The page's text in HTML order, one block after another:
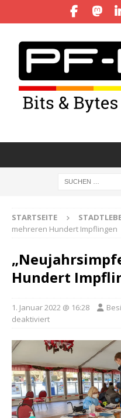
STARTSEITE
mehreren Hundert Impflingen
Hundert
1. Januar 2022 @ 16:28
deaktiviert